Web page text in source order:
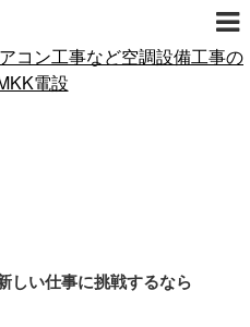
しい仕事に挑戦するなら